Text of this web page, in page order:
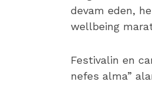
devam eden,
wellbeing
Festivalin en
nefes alma”